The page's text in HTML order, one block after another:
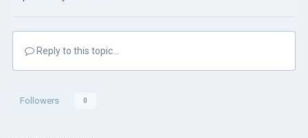
Reply to this topic...
Followers 0